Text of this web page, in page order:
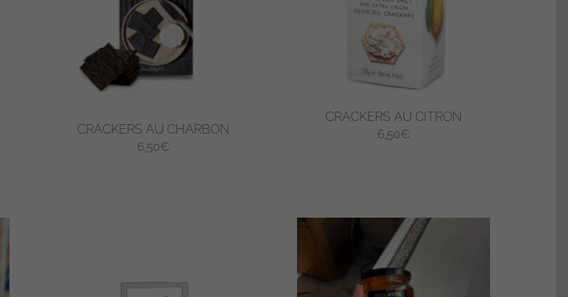
CRACKERS AU CHARBON
6,50€
CRACKERS AU CITRON
6,50€